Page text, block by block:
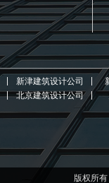
新津建筑设计公司
北京建筑设计公司
版权所